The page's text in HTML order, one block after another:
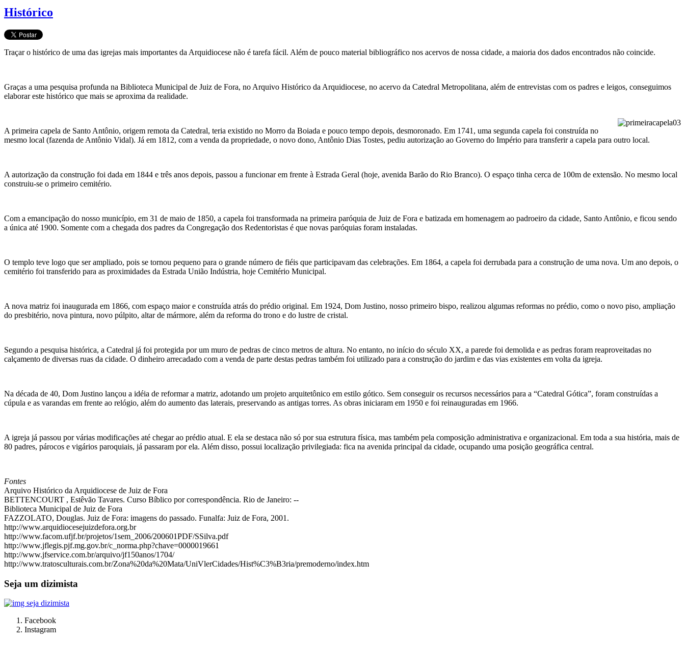
Histórico
Traçar o histórico de uma das igrejas mais importantes da Arquidiocese não é tarefa fácil. Além de pouco material bibliográfico nos acervos de nossa cidade, a maioria dos dados encontrados não coincide.
Graças a uma pesquisa profunda na Biblioteca Municipal de Juiz de Fora, no Arquivo Histórico da Arquidiocese, no acervo da Catedral Metropolitana, além de entrevistas com os padres e leigos, conseguimos
elaborar este histórico que mais se aproxima da realidade.
A primeira capela de Santo Antônio, origem remota da Catedral, teria existido no Morro da Boiada e pouco tempo depois, desmoronado. Em 1741, uma segunda capela foi construída no
mesmo local (fazenda de Antônio Vidal). Já em 1812, com a venda da propriedade, o novo dono, Antônio Dias Tostes, pediu autorização ao Governo do Império para transferir a capela para outro local.
A autorização da construção foi dada em 1844 e três anos depois, passou a funcionar em frente à Estrada Geral (hoje, avenida Barão do Rio Branco). O espaço tinha cerca de 100m de extensão. No mesmo local
construiu-se o primeiro cemitério.
Com a emancipação do nosso município, em 31 de maio de 1850, a capela foi transformada na primeira paróquia de Juiz de Fora e batizada em homenagem ao padroeiro da cidade, Santo Antônio, e ficou sendo
a única até 1900. Somente com a chegada dos padres da Congregação dos Redentoristas é que novas paróquias foram instaladas.
O templo teve logo que ser ampliado, pois se tornou pequeno para o grande número de fiéis que participavam das celebrações. Em 1864, a capela foi derrubada para a construção de uma nova. Um ano depois, o
cemitério foi transferido para as proximidades da Estrada União Indústria, hoje Cemitério Municipal.
A nova matriz foi inaugurada em 1866, com espaço maior e construída atrás do prédio original. Em 1924, Dom Justino, nosso primeiro bispo, realizou algumas reformas no prédio, como o novo piso, ampliação
do presbitério, nova pintura, novo púlpito, altar de mármore, além da reforma do trono e do lustre de cristal.
Segundo a pesquisa histórica, a Catedral já foi protegida por um muro de pedras de cinco metros de altura. No entanto, no início do século XX, a parede foi demolida e as pedras foram reaproveitadas no
calçamento de diversas ruas da cidade. O dinheiro arrecadado com a venda de parte destas pedras também foi utilizado para a construção do jardim e das vias existentes em volta da igreja.
Na década de 40, Dom Justino lançou a idéia de reformar a matriz, adotando um projeto arquitetônico em estilo gótico. Sem conseguir os recursos necessários para a “Catedral Gótica”, foram construídas a
cúpula e as varandas em frente ao relógio, além do aumento das laterais, preservando as antigas torres. As obras iniciaram em 1950 e foi reinauguradas em 1966.
A igreja já passou por várias modificações até chegar ao prédio atual. E ela se destaca não só por sua estrutura física, mas também pela composição administrativa e organizacional. Em toda a sua história, mais de
80 padres, párocos e vigários paroquiais, já passaram por ela. Além disso, possui localização privilegiada: fica na avenida principal da cidade, ocupando uma posição geográfica central.
Fontes
Arquivo Histórico da Arquidiocese de Juiz de Fora
BETTENCOURT , Estêvão Tavares. Curso Bíblico por correspondência. Rio de Janeiro: --
Biblioteca Municipal de Juiz de Fora
FAZZOLATO, Douglas. Juiz de Fora: imagens do passado. Funalfa: Juiz de Fora, 2001.
http://www.arquidiocesejuizdefora.org.br
http://www.facom.ufjf.br/projetos/1sem_2006/200601PDF/SSilva.pdf
http://www.jflegis.pjf.mg.gov.br/c_norma.php?chave=0000019661
http://www.jfservice.com.br/arquivo/jf150anos/1704/
http://www.tratosculturais.com.br/Zona%20da%20Mata/UniVlerCidades/Hist%C3%B3ria/premoderno/index.htm
Seja um dizimista
Facebook
Instagram